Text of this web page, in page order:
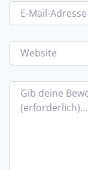
E-Mail
Website
Bewertungstext